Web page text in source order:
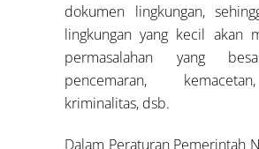
dokumen lingkungan,
lingkungan yang kecil akan
permasalahan yang
pencemaran,
kriminalitas, dsb.
Dalam Peraturan Pemerintah